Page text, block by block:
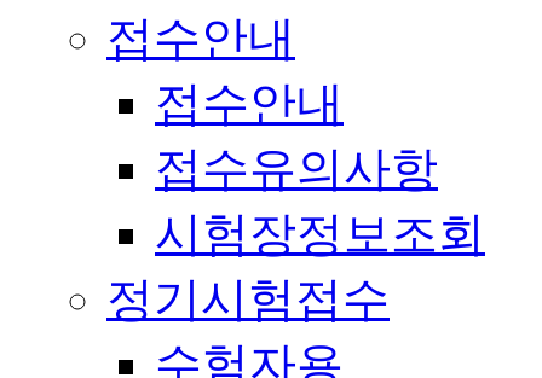
접수안내
접수안내
접수유의사항
시험장정보조회
정기시험접수
수험자용